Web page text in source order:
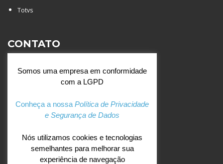
Totvs
CONTATO
Santa Catarina - São José do
Rio Preto (SP)
+55 (17) 3354 7000
agostiniano@csj.g12.br
REDES SOCIAIS
Somos uma empresa em conformidade
com a LGPD
Conheça a nossa Política de Privacidade
e Segurança de Dados
Nós utilizamos cookies e tecnologias
semelhantes para melhorar sua
experiência de navegação